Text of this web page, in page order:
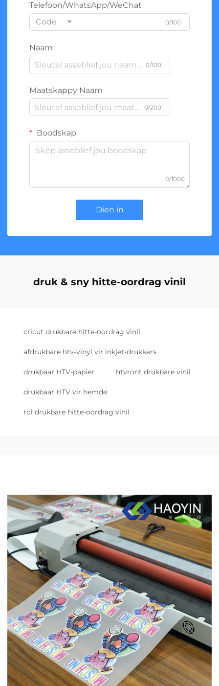
Telefoon/WhatsApp/WeChat
Code
0/100
Naam
0/100
Maatskappy Naam
0/200
Boodskap
0/1000
Dien in
druk & sny hitte-oordrag vinil
cricut drukbare hitte-oordrag vinil
afdrukbare htv-vinyl vir inkjet-drukkers
drukbaar HTV-papier htvront drukbare vinil
drukbaar HTV vir hemde
rol drukbare hitte-oordrag vinil